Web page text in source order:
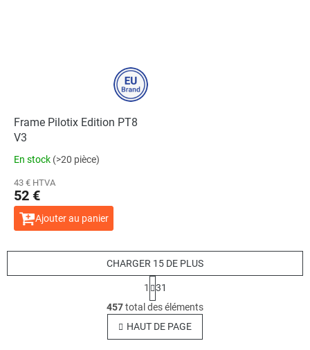
Frame Pilotix Edition PT8
V3
En stock (>20 pièce)
43 € HTVA
52 €
Ajouter au panier
C
o
n
t
CHARGER 15 DE PLUS
P
a
g
i
n
a
1
31
457total des éléments
HAUT DE PAGE